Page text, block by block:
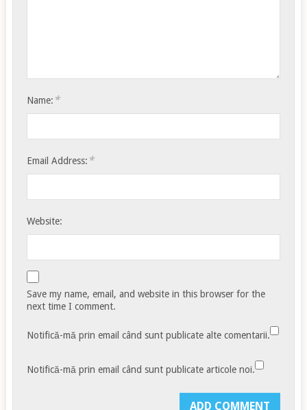
Name: *
Email Address: *
Website:
Save my name, email, and website in this browser for the
next time I comment.
Notifică-mă prin email când sunt publicate alte comentarii.
Notifică-mă prin email când sunt publicate articole noi.